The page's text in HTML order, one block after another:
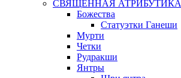
СВЯЩЕННАЯ АТРИБУТИКА
Божества
Статуэтки Ганеши
Мурти
Четки
Рудракши
Янтры